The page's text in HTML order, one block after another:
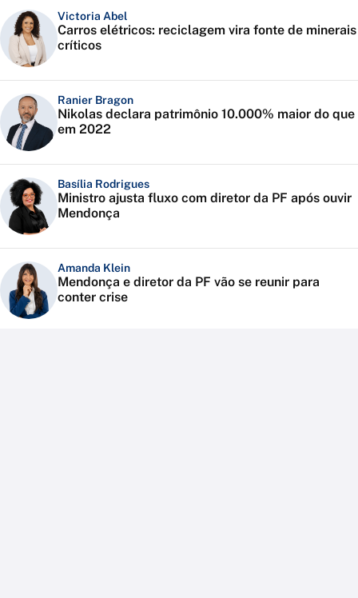
Victoria Abel
Carros elétricos: reciclagem vira fonte de minerais
críticos
Ranier Bragon
Nikolas declara patrimônio 10.000% maior do que
em 2022
Basília Rodrigues
Ministro ajusta fluxo com diretor da PF após ouvir
Mendonça
Amanda Klein
Mendonça e diretor da PF vão se reunir para
conter crise